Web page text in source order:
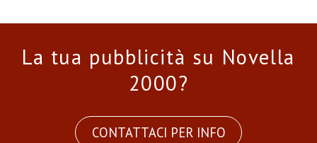
La tua pubblicità su Novella
2000?
CONTATTACI PER INFO